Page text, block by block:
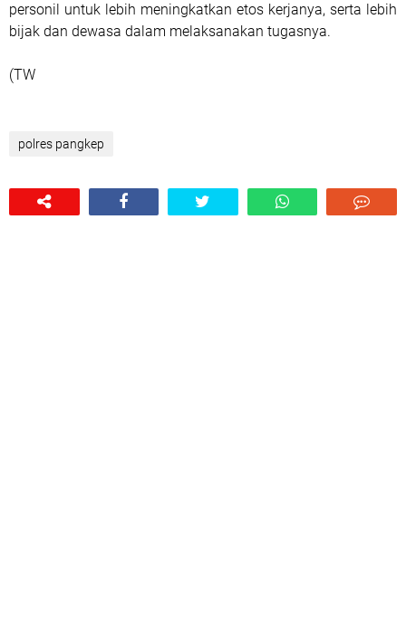
personil untuk lebih meningkatkan etos kerjanya, serta lebih
bijak dan dewasa dalam melaksanakan tugasnya.
(TW
polres pangkep